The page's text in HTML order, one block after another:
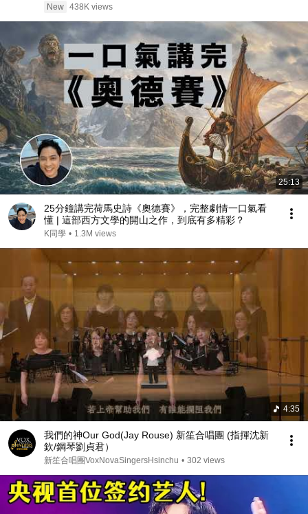
New 438K views
25:13
25分鐘講完荷馬史詩《奧德賽》，完整劇情一口氣看
懂 | 這部西方文學的開山之作，到底有多精彩？
K同學 • 1.3M views
4:35
我們的神Our God(Jay Rouse) 新笙合唱團 (指揮沈新
欽/鋼琴劉貞君）
新笙合唱團VoxNovaSingersHsinchu • 302 views